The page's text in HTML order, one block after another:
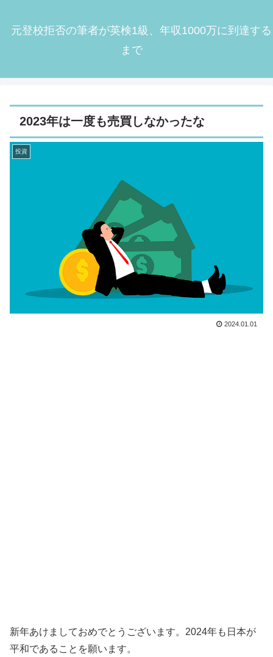
元登校拒否の筆者が英検1級、年収1000万に到達する
まで
2023年は一度も売買しなかったな
投資
2024.01.01
新年あけましておめでとうございます。2024年も日本が
平和であることを願います。